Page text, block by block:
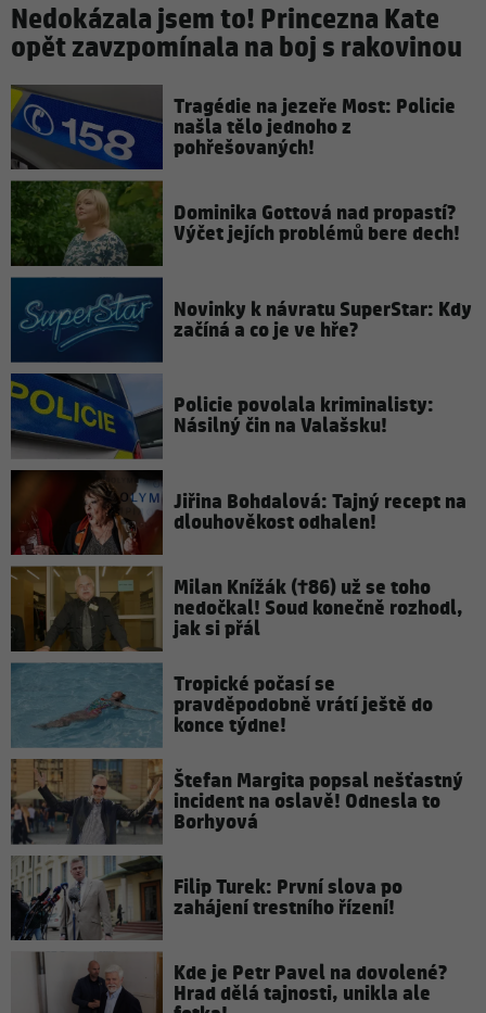
Nedokázala jsem to! Princezna Kate
opět zavzpomínala na boj s rakovinou
Tragédie na jezeře Most: Policie
našla tělo jednoho z
pohřešovaných!
Dominika Gottová nad propastí?
Výčet jejích problémů bere dech!
Novinky k návratu SuperStar: Kdy
začíná a co je ve hře?
Policie povolala kriminalisty:
Násilný čin na Valašsku!
Jiřina Bohdalová: Tajný recept na
dlouhověkost odhalen!
Milan Knížák (†86) už se toho
nedočkal! Soud konečně rozhodl,
jak si přál
Tropické počasí se
pravděpodobně vrátí ještě do
konce týdne!
Štefan Margita popsal nešťastný
incident na oslavě! Odnesla to
Borhyová
Filip Turek: První slova po
zahájení trestního řízení!
Kde je Petr Pavel na dovolené?
Hrad dělá tajnosti, unikla ale